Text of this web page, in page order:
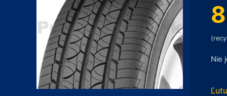
Nie